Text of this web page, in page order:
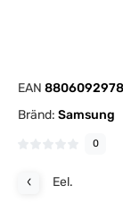
EAN
Bränd: Samsung
0
Eel.